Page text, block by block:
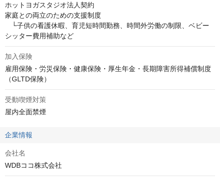
ホットヨガスタジオ法人契約
家庭との両⽴のための支援制度
└子供の看護休暇、育児短時間勤務、時間外労働の制限、ベビー
シッター費用補助など
加入保険
雇用保険・労災保険・健康保険・厚⽣年⾦・⻑期障害所得補償制度
（GLTD保険）
受動喫煙対策
屋内全面禁煙
企業情報
会社名
WDBココ株式会社